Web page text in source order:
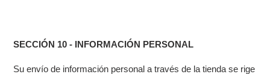
SECCIÓN 10 - INFORMACIÓN PERSONAL
Su envío de información personal a través de la tienda se rige